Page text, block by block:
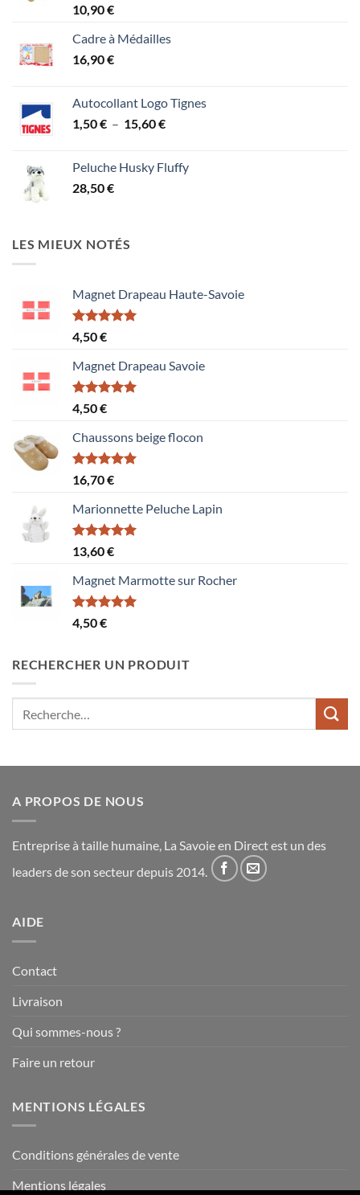
Note5.00
sur 5
10,90€
Cadre à Médailles
16,90€
Autocollant Logo Tignes
1,50€ – 15,60€Plage
1,50 €
Peluche Husky Fluffy
28,50€
LES MIEUX NOTÉS
Magnet Drapeau Haute-Savoie
Note5.00
sur 5
4,50€
Magnet Drapeau Savoie
Note5.00
sur 5
4,50€
Chaussons beige flocon
Note5.00
sur 5
16,70€
Marionnette Peluche Lapin
Note5.00
sur 5
13,60€
Magnet Marmotte sur Rocher
Note5.00
sur 5
4,50€
RECHERCHER UN PRODUIT
A PROPOS DE NOUS
Entreprise à taille humaine, La Savoie en Direct est un des
leaders de son secteur depuis 2014.
AIDE
Contact
Livraison
Qui sommes-nous ?
Faire un retour
MENTIONS LÉGALES
Conditions générales de vente
Mentions légales